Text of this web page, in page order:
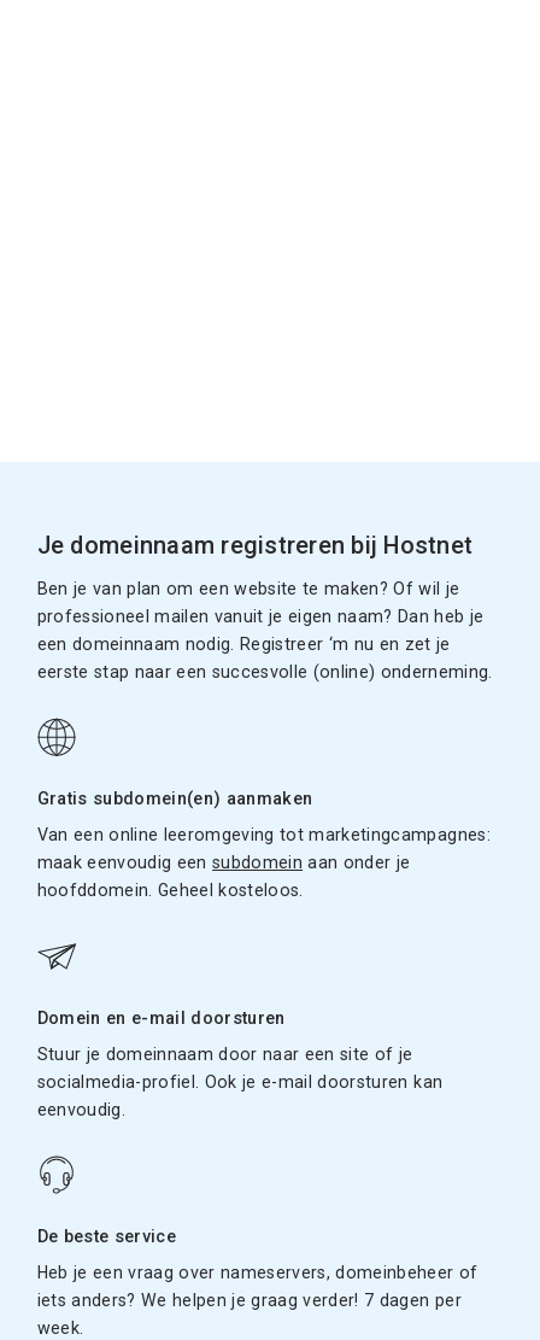
Je domeinnaam registreren bij Hostnet
Ben je van plan om een website te maken? Of wil je
professioneel mailen vanuit je eigen naam? Dan heb je
een domeinnaam nodig. Registreer ‘m nu en zet je
eerste stap naar een succesvolle (online) onderneming.
Gratis subdomein(en) aanmaken
Van een online leeromgeving tot marketingcampagnes:
maak eenvoudig eensubdomein aan onder je
hoofddomein. Geheel kosteloos.
Domein en e-mail doorsturen
Stuur je domeinnaam door naar een site of je
socialmedia-profiel. Ook je e-mail doorsturen kan
eenvoudig.
De beste service
Heb je een vraag over nameservers, domeinbeheer of
iets anders? We helpen je graag verder! 7 dagen per
week.